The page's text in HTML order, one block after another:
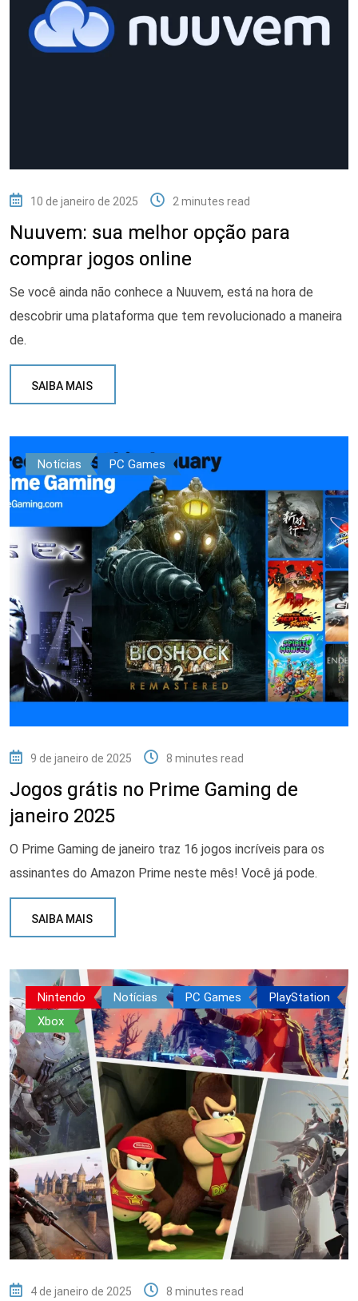
10 de janeiro de 2025 2 minutes read
Nuuvem: sua melhor opção para
comprar jogos online
Se você ainda não conhece a Nuuvem, está na hora de
descobrir uma plataforma que tem revolucionado a maneira
de.
SAIBA MAIS
Notícias PC Games
9 de janeiro de 2025 8 minutes read
Jogos grátis no Prime Gaming de
janeiro 2025
O Prime Gaming de janeiro traz 16 jogos incríveis para os
assinantes do Amazon Prime neste mês! Você já pode.
SAIBA MAIS
Nintendo Notícias PC Games
PlayStation
Xbox
4 de janeiro de 2025 8 minutes read